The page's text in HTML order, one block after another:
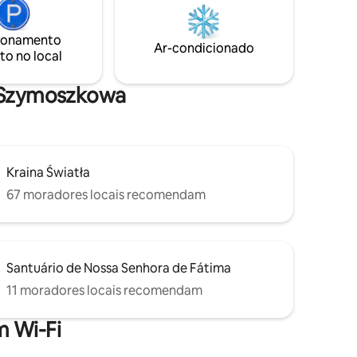
ou 2
em
em
nº 157/157c/157 d - não é possível ceder a
banheira de hidromassagem extra.
no local
Ar-condicionado
Kraina Światła
67 moradores locais recomendam
Santuário de Nossa Senhora de Fátima
11 moradores locais recomendam
Wi-Fi